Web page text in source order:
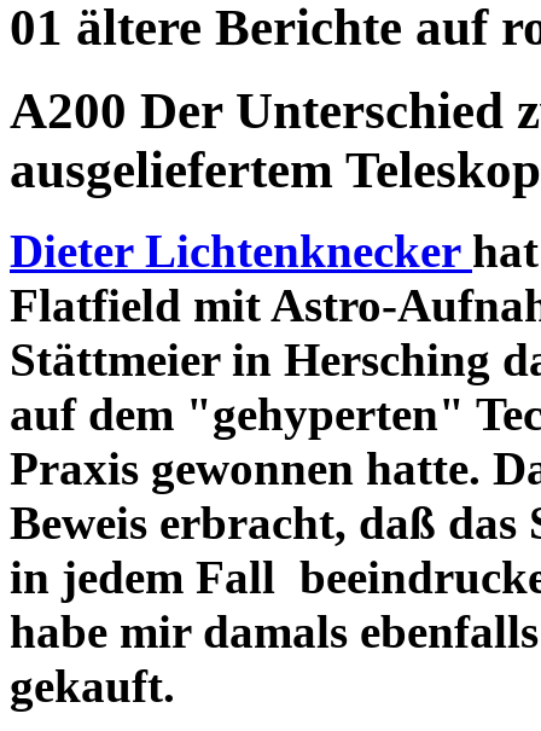
01 ältere Berichte auf
A200 Der Unterschied
ausgeliefertem
Dieter Lichtenknecker
Flatfield mit Astro-
Stättmeier in Hersching
auf dem "gehyperten"
Praxis gewonnen hatte.
Beweis erbracht, daß das
in jedem Fall
habe mir damals
gekauft.